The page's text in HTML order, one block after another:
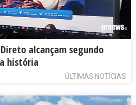
alcançam segundo
história
ÚLTIMAS NOTÍCIAS